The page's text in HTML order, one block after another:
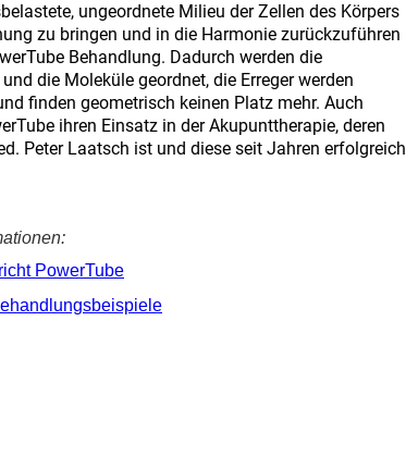
ungeordnete Milieu der Zellen des Körpers
zu bringen und in die Harmonie zurückzuführen
Behandlung. Dadurch werden die
die Moleküle geordnet, die Erreger werden
finden geometrisch keinen Platz mehr. Auch
ihren Einsatz in der Akupunttherapie, deren
Peter Laatsch ist und diese seit Jahren erfolgreich
PowerTube